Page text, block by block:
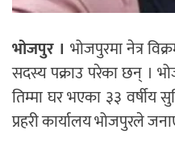
भोजपुर । भोजपुरमा नेत्र
सदस्य पक्राउ परेका छन् ।
तिम्मा घर भएका ३३ वर्षीय
प्रहरी कार्यालय भोजपुरले